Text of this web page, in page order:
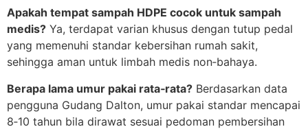
Apakah tempat sampah HDPE cocok untuk sampah
medis? Ya, terdapat varian khusus dengan tutup pedal
yang memenuhi standar kebersihan rumah sakit,
sehingga aman untuk limbah medis non‑bahaya.
Berapa lama umur pakai rata‑rata? Berdasarkan data
pengguna Gudang Dalton, umur pakai standar mencapai
8‑10 tahun bila dirawat sesuai pedoman pembersihan